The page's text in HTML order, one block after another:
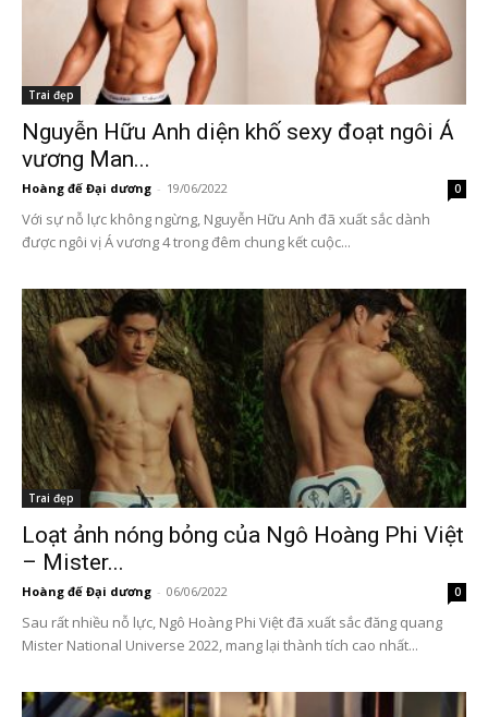
Trai đẹp
Nguyễn Hữu Anh diện khố sexy đoạt ngôi Á
vương Man...
Hoàng đế Đại dương - 19/06/2022 0
Với sự nỗ lực không ngừng, Nguyễn Hữu Anh đã xuất sắc dành
được ngôi vị Á vương 4 trong đêm chung kết cuộc...
Trai đẹp
Loạt ảnh nóng bỏng của Ngô Hoàng Phi Việt
– Mister...
Hoàng đế Đại dương - 06/06/2022 0
Sau rất nhiều nỗ lực, Ngô Hoàng Phi Việt đã xuất sắc đăng quang
Mister National Universe 2022, mang lại thành tích cao nhất...